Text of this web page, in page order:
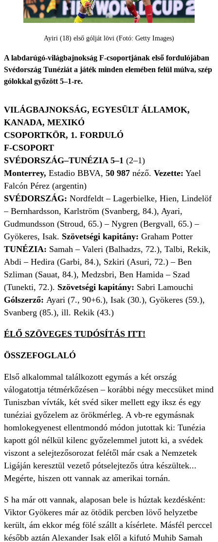
Ayiri (18) első gólját lövi (Fotó: Getty Images)
A labdarúgó-világbajnokság F-csoportjának első fordulójában
Svédország Tunéziát a játék minden elemében felül múlva, szép
gólokkal győzött 5–1-re.
VILÁGBAJNOKSÁG, EGYESÜLT ÁLLAMOK,
KANADA, MEXIKÓ
CSOPORTKÖR, 1. FORDULÓ
F-CSOPORT
SVÉDORSZÁG–TUNÉZIA 5–1 (2–1)
Monterrey, Estadio BBVA, 50 987 néző. Vezette: Yael
Falcón Pérez (argentin)
SVÉDORSZÁG: Nordfeldt – Lagerbielke, Hien, Lindelöf
– Bernhardsson, Karlström (Svanberg, 84.), Ayari,
Gudmundsson (Stroud, 65.) – Nygren (Bergvall, 65.) –
Gyökeres, Isak. Szövetségi kapitány: Graham Potter
TUNÉZIA: Samah – Valeri (Balhadzs, 72.), Talbi, Rekik,
Abdi – Hedira (Garbi, 84.), Szkiri (Asuri, 72.) – Ben
Szliman (Sauat, 84.), Medzsbri, Ben Hamida – Szad
(Tunekti, 72.). Szövetségi kapitány: Sabri Lamouchi
Gólszerző: Ayari (7., 90+6.), Isak (30.), Gyökeres (59.),
Svanberg (85.), ill. Rekik (43.)
ÉLŐ SZÖVEGES TUDÓSÍTÁS ITT!
ÖSSZEFOGLALÓ
Első alkalommal találkozott egymás a két ország
válogatottja tétmérkőzésen – korábbi négy meccsüket mind
Tuniszban vívták, két svéd siker mellett egy iksz és egy
tunéziai győzelem az örökmérleg. A vb-re egymásnak
homlokegyenest ellentmondó módon jutottak ki: Tunézia
kapott gól nélkül kilenc győzelemmel jutott ki, a svédek
viszont a selejtezősorozat felétől már csak a Nemzetek
Ligáján keresztül vezető pótselejtezős útra készültek...
Megérte, hiszen ott vannak az amerikai tornán.
S ha már ott vannak, alaposan bele is húztak kezdésként:
Viktor Gyökeres már az ötödik percben lövő helyzetbe
került, ám ekkor még fölé szállt a kísérlete. Másfél perccel
később aztán Alexander Isak elől a kifutó Muhib Samah